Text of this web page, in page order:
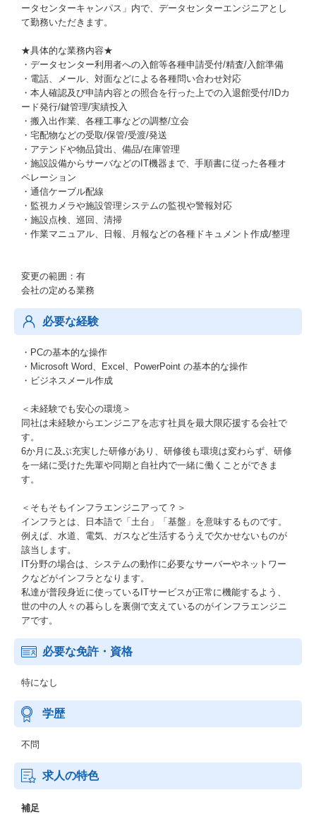
ータセンターキャンパス」内で、データセンターエンジニアとし
て勤務いただきます。
★具体的な業務内容★
・データセンター利用者への入館等各種申請受付/精査/入館準備
・電話、メール、対面などによる各種問い合わせ対応
・本人確認及び申請内容との照合を行った上での入退館受付/IDカ
ード発行/鍵管理/実績投入
・搬入出作業、各種工事などの調整/立会
・宅配物などの受取/保管/受渡/発送
・アテンドや物品貸出、備品/在庫管理
・施設設備からサーバなどのIT機器まで、手順書に従った各種オ
ペレーション
・通信ケーブル配線
・監視カメラや施設管理システムの監視や警報対応
・施設点検、巡回、清掃
・作業マニュアル、日報、月報などの各種ドキュメント作成/整理
変更の範囲：有
会社の定める業務
必要な経験
・PCの基本的な操作
・Microsoft Word、Excel、PowerPoint の基本的な操作
・ビジネスメール作成
＜未経験でも安心の環境＞
同社は未経験からエンジニアを志す社員を最大限応援する会社で
す。
6か月に及ぶ充実した研修があり、研修後も環境は変わらず、研修
を一緒に受けた先輩や同期と自社内で一緒に働くことができま
す。
＜そもそもインフラエンジニアって？＞
インフラとは、日本語で「土台」「基盤」を意味するものです。
例えば、水道、電気、ガスなど生活するうえで欠かせないものが
該当します。
IT分野の場合は、システムの動作に必要なサーバーやネットワー
クなどがインフラとなります。
私達が普段身近に使っているITサービスが正常に機能するよう、
世の中の人々の暮らしを裏側で支えているのがインフラエンジニ
アです。
必要な免許・資格
特になし
学歴
不問
求人の特色
補足